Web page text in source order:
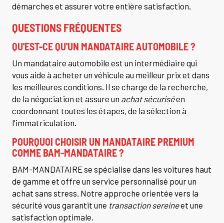
démarches et assurer votre entière satisfaction.
QUESTIONS FRÉQUENTES
QU'EST-CE QU'UN MANDATAIRE AUTOMOBILE ?
Un mandataire automobile est un intermédiaire qui
vous aide à acheter un véhicule au meilleur prix et dans
les meilleures conditions. Il se charge de la recherche,
de la négociation et assure un achat sécuriséen
coordonnant toutes les étapes, de la sélection à
l'immatriculation.
POURQUOI CHOISIR UN MANDATAIRE PREMIUM
COMME BAM-MANDATAIRE ?
BAM-MANDATAIRE se spécialise dans les voitures haut
de gamme et offre un service personnalisé pour un
achat sans stress. Notre approche orientée vers la
sécurité vous garantit une transaction sereineet une
satisfaction optimale.